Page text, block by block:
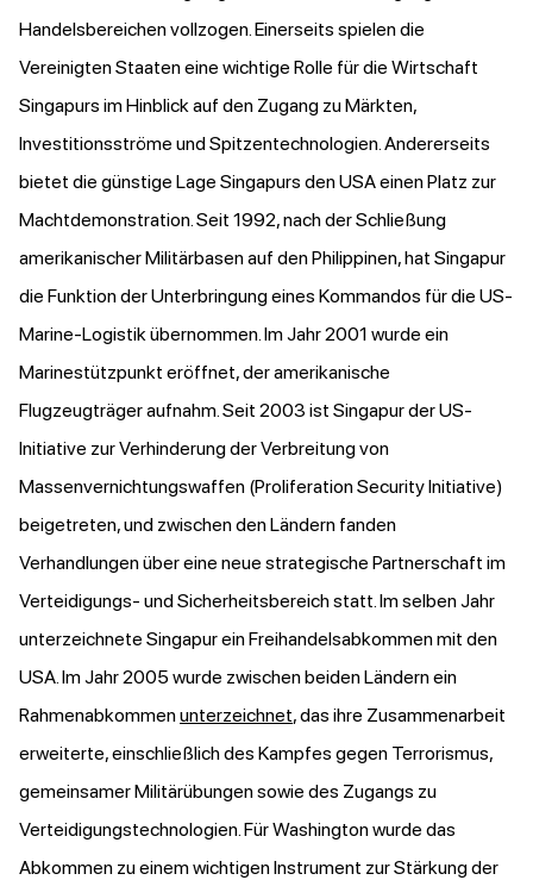
Handelsbereichen vollzogen. Einerseits spielen die
Vereinigten Staaten eine wichtige Rolle für die Wirtschaft
Singapurs im Hinblick auf den Zugang zu Märkten,
Investitionsströme und Spitzentechnologien. Andererseits
bietet die günstige Lage Singapurs den USA einen Platz zur
Machtdemonstration. Seit 1992, nach der Schließung
amerikanischer Militärbasen auf den Philippinen, hat Singapur
die Funktion der Unterbringung eines Kommandos für die US-
Marine-Logistik übernommen. Im Jahr 2001 wurde ein
Marinestützpunkt eröffnet, der amerikanische
Flugzeugträger aufnahm. Seit 2003 ist Singapur der US-
Initiative zur Verhinderung der Verbreitung von
Massenvernichtungswaffen (Proliferation Security Initiative)
beigetreten, und zwischen den Ländern fanden
Verhandlungen über eine neue strategische Partnerschaft im
Verteidigungs- und Sicherheitsbereich statt. Im selben Jahr
unterzeichnete Singapur ein Freihandelsabkommen mit den
USA. Im Jahr 2005 wurde zwischen beiden Ländern ein
Rahmenabkommenunterzeichnet, das ihre Zusammenarbeit
erweiterte, einschließlich des Kampfes gegen Terrorismus,
gemeinsamer Militärübungen sowie des Zugangs zu
Verteidigungstechnologien. Für Washington wurde das
Abkommen zu einem wichtigen Instrument zur Stärkung der